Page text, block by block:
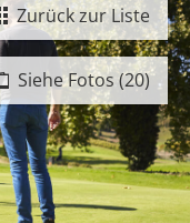
Siehe Fotos (20)
Zurück zur Liste